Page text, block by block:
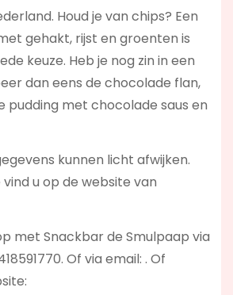
Houd je van chips? Een
gehakt, rijst en groenten is
keuze. Heb je nog zin in een
dan eens de chocolade flan,
pudding met chocolade saus en
kunnen licht afwijken.
u op de website van
met Snackbar de Smulpaap via
Of via email: . Of